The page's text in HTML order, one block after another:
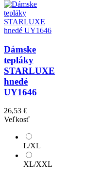
Dámske
tepláky
STARLUXE
hnedé
UY1646
26,53 €
Veľkosť
L/XL
XL/XXL